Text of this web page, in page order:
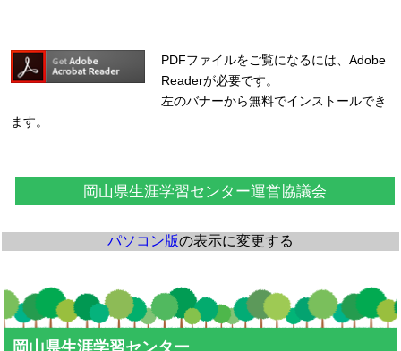
PDFファイルをご覧になるには、Adobe
Readerが必要です。
左のバナーから無料でインストールでき
ます。
岡山県生涯学習センター運営協議会
パソコン版の表示に変更する
岡山県生涯学習センター